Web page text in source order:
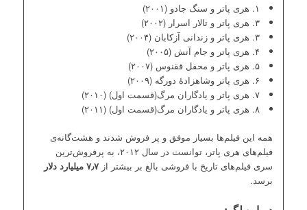
۱. هری پاتر و سنگ جادو (۲۰۰۱)
۳. هری پاتر و تالار اسرار (۲۰۰۲)
۳. هری پاتر و زندانی آزکابان (۲۰۰۴)
۴. هری پاتر و جام آتش (۲۰۰۵)
۵. هری پاتر و محفل ققنوس (۲۰۰۷)
۶. هری پاتر وشاهزادهٔ دورگه (۲۰۰۹)
۷. هری پاتر و یادگاران مرگ(قسمت اول) (۲۰۱۰)
۸. هری پاتر و یادگاران مرگ(قسمت اول) (۲۰۱۱)
همه این فیلم‌ها بسیار موفق و پر فروش شدند و هشت‌گانه‌ی
فیلم‌های هری پاتر، توانست در سال ۲۰۱۲، به پرفروش‌ترین
سری فیلم‌های تاریخ با فروشی بالغ بر بیشتر از ۷٫۷ میلیارد دلار
برسد.